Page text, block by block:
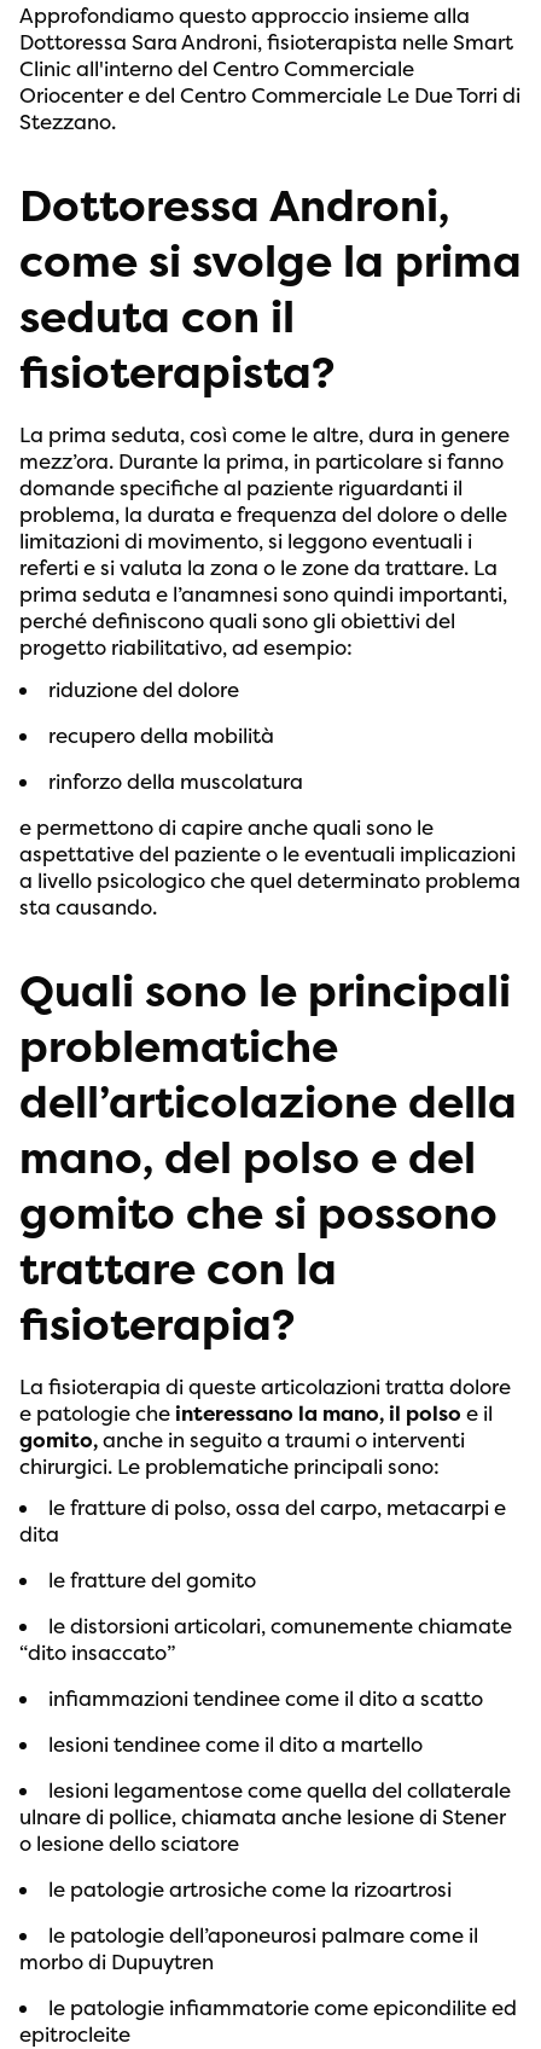
Approfondiamo questo approccio insieme alla
Dottoressa Sara Androni, fisioterapista nelle Smart
Clinic all'interno del Centro Commerciale
Oriocenter e del Centro Commerciale Le Due Torri di
Stezzano.
Dottoressa Androni,
come si svolge la prima
seduta con il
fisioterapista?
La prima seduta, così come le altre, dura in genere
mezz’ora. Durante la prima, in particolare si fanno
domande specifiche al paziente riguardanti il
problema, la durata e frequenza del dolore o delle
limitazioni di movimento, si leggono eventuali i
referti e si valuta la zona o le zone da trattare. La
prima seduta e l’anamnesi sono quindi importanti,
perché definiscono quali sono gli obiettivi del
progetto riabilitativo, ad esempio:
riduzione del dolore
recupero della mobilità
rinforzo della muscolatura
e permettono di capire anche quali sono le
aspettative del paziente o le eventuali implicazioni
a livello psicologico che quel determinato problema
sta causando.
Quali sono le principali
problematiche
dell’articolazione della
mano, del polso e del
gomito che si possono
trattare con la
fisioterapia?
La fisioterapia di queste articolazioni tratta dolore
e patologie che interessano la mano, il polso e il
gomito,anche in seguito a traumi o interventi
chirurgici. Le problematiche principali sono:
le fratture di polso, ossa del carpo, metacarpi e
dita
le fratture del gomito
le distorsioni articolari, comunemente chiamate
“dito insaccato”
infiammazioni tendinee come il dito a scatto
lesioni tendinee come il dito a martello
lesioni legamentose come quella del collaterale
ulnare di pollice, chiamata anche lesione di Stener
o lesione dello sciatore
le patologie artrosiche come la rizoartrosi
le patologie dell’aponeurosi palmare come il
morbo di Dupuytren
le patologie infiammatorie come epicondilite ed
epitrocleite